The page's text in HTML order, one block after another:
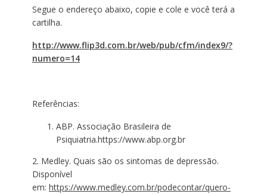
Segue o endereço abaixo, copie e cole e você terá a
cartilha.
http://www.flip3d.com.br/web/pub/cfm/index9/?
numero=14
Referências:
ABP. Associação Brasileira de
Psiquiatria.https://www.abp.org.br
2. Medley. Quais são os sintomas de depressão.
Disponível
em: https://www.medley.com.br/podecontar/quero-